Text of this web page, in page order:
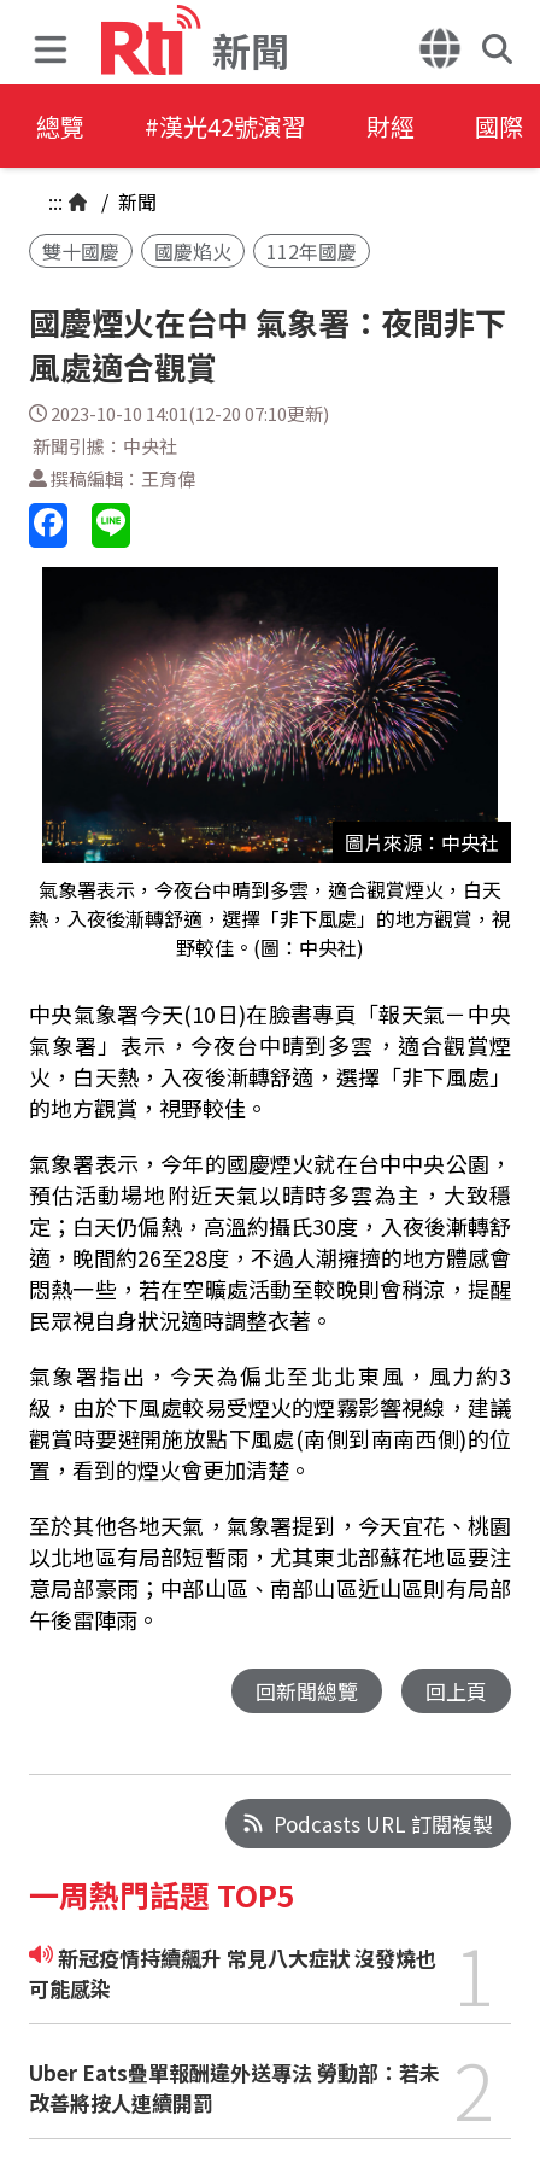
新聞
總覽 #漢光42號演習 財經 國際
::: / 新聞
雙十國慶
國慶焰火 112年國慶
國慶煙火在台中 氣象署：夜間非下
風處適合觀賞
2023-10-10 14:01(12-20 07:10更新)
新聞引據：中央社
撰稿編輯：王育偉
圖片來源：中央社
氣象署表示，今夜台中晴到多雲，適合觀賞煙火，白天
熱，入夜後漸轉舒適，選擇「非下風處」的地方觀賞，視
野較佳。(圖：中央社)
中央氣象署今天(10日)在臉書專頁「報天氣－中央
氣象署」表示，今夜台中晴到多雲，適合觀賞煙
火，白天熱，入夜後漸轉舒適，選擇「非下風處」
的地方觀賞，視野較佳。
氣象署表示，今年的國慶煙火就在台中中央公園，
預估活動場地附近天氣以晴時多雲為主，大致穩
定；白天仍偏熱，高溫約攝氏30度，入夜後漸轉舒
適，晚間約26至28度，不過人潮擁擠的地方體感會
悶熱一些，若在空曠處活動至較晚則會稍涼，提醒
民眾視自身狀況適時調整衣著。
氣象署指出，今天為偏北至北北東風，風力約3
級，由於下風處較易受煙火的煙霧影響視線，建議
觀賞時要避開施放點下風處(南側到南南西側)的位
置，看到的煙火會更加清楚。
至於其他各地天氣，氣象署提到，今天宜花、桃園
以北地區有局部短暫雨，尤其東北部蘇花地區要注
意局部豪雨；中部山區、南部山區近山區則有局部
午後雷陣雨。
回新聞總覽 回上頁
Podcasts URL 訂閱複製
一周熱門話題 TOP5
新冠疫情持續飆升 常見八大症狀 沒發燒也
可能感染
1
Uber Eats疊單報酬違外送專法 勞動部：若未
改善將按人連續開罰
2